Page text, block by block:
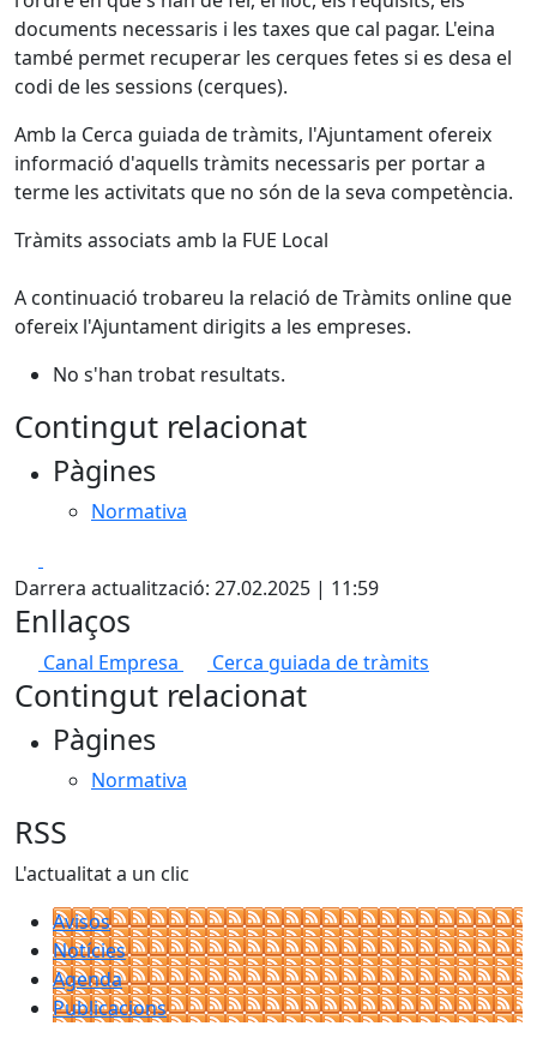
documents necessaris i les taxes que cal pagar. L'eina
també permet recuperar les cerques fetes si es desa el
codi de les sessions (cerques).
Amb la Cerca guiada de tràmits, l'Ajuntament ofereix
informació d'aquells tràmits necessaris per portar a
terme les activitats que no són de la seva competència.
Tràmits associats amb la FUE Local
A continuació trobareu la relació de Tràmits online que
ofereix l'Ajuntament dirigits a les empreses.
No s'han trobat resultats.
Contingut relacionat
Pàgines
Normativa
Darrera actualització: 27.02.2025 | 11:59
Enllaços
Canal Empresa Cerca guiada de tràmits
Contingut relacionat
Pàgines
Normativa
RSS
L'actualitat a un clic
Avisos
Notícies
Agenda
Publicacions